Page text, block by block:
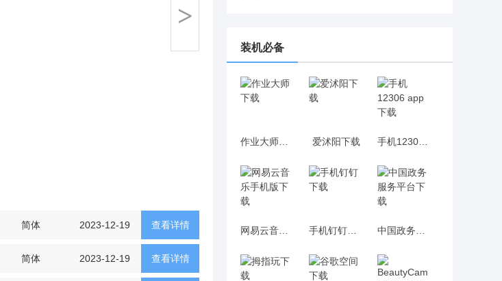
>
查看详情
简体 2023-12-19
查看详情
简体 2023-12-19
装机必备
爱沭阳下载